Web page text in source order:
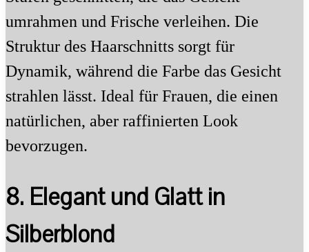
umrahmen und Frische verleihen. Die
Struktur des Haarschnitts sorgt für
Dynamik, während die Farbe das Gesicht
strahlen lässt. Ideal für Frauen, die einen
natürlichen, aber raffinierten Look
bevorzugen.
8. Elegant und Glatt in
Silberblond